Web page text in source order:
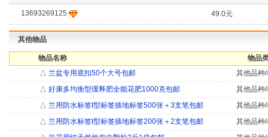
13693269125 49.0元
其他物品
物品名称
物品
△ 兰盆专用底扣50个大号包邮
其他品种
△ 好康多均衡型缓释肥全能花肥1000克包邮
其他品种
△ 兰用防水标签t型标签插地标签500张＋3支笔包邮
其他品种
△ 兰用防水标签t型标签插地标签200张＋2支笔包邮
其他品种